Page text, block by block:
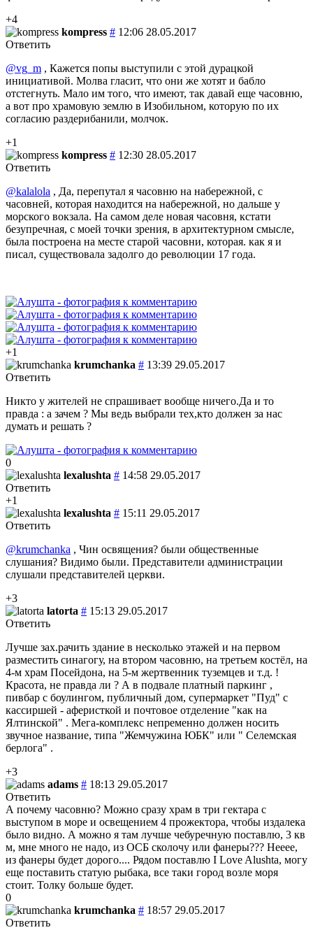
+4
kompress # 12:06 28.05.2017
Ответить
@vg_m , Кажется попы выступили с этой дурацкой
инициативой. Молва гласит, что они же хотят и бабло
отстегнуть. Мало им того, что имеют, так давай еще часовню,
а вот про храмовую землю в Изобильном, которую по их
согласию раздерибанили, молчок.
+1
kompress # 12:30 28.05.2017
Ответить
@kalalola , Да, перепутал я часовню на набережной, с
часовней, которая находится на набережной, но дальше у
морского вокзала. На самом деле новая часовня, кстати
безупречная, с моей точки зрения, в архитектурном смысле,
была построена на месте старой часовни, которая. как я и
писал, существовала задолго до революции 17 года.
+1
krumchanka # 13:39 29.05.2017
Ответить
Никто у жителей не спрашивает вообще ничего.Да и то
правда : а зачем ? Мы ведь выбрали тех,кто должен за нас
думать и решать ?
0
lexalushta # 14:58 29.05.2017
Ответить
+1
lexalushta # 15:11 29.05.2017
Ответить
@krumchanka , Чин освящения? были общественные
слушания? Видимо были. Представители администрации
слушали представителей церкви.
+3
latorta # 15:13 29.05.2017
Ответить
Лучше зах.рачить здание в несколько этажей и на первом
разместить синагогу, на втором часовню, на третьем костёл, на
4-м храм Посейдона, на 5-м жертвенник туземцев и т.д. !
Красота, не правда ли ? А в подвале платный паркинг ,
пивбар с боулингом, публичный дом, супермаркет "Пуд" с
кассиршей - аферисткой и почтовое отделение "как на
Ялтинской" . Мега-комплекс непременно должен носить
звучное название, типа "Жемчужина ЮБК" или " Селемская
берлога" .
+3
adams # 18:13 29.05.2017
Ответить
А почему часовню? Можно сразу храм в три гектара с
выступом в море и освещением 4 прожектора, чтобы издалека
было видно. А можно я там лучше чебуречную поставлю, 3 кв
м, мне много не надо, из ОСБ сколочу или фанеры??? Нееее,
из фанеры будет дорого.... Рядом поставлю I Love Alushta, могу
еще поставить статую рыбака, все таки город возле моря
стоит. Толку больше будет.
0
krumchanka # 18:57 29.05.2017
Ответить